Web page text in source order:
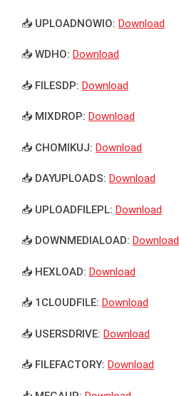
📥 UPLOADNOWIO: Download
📥 WDHO: Download
📥 FILESDP: Download
📥 MIXDROP: Download
📥 CHOMIKUJ: Download
📥 DAYUPLOADS: Download
📥 UPLOADFILEPL: Download
📥 DOWNMEDIALOAD: Download
📥 HEXLOAD: Download
📥 1CLOUDFILE: Download
📥 USERSDRIVE: Download
📥 FILEFACTORY: Download